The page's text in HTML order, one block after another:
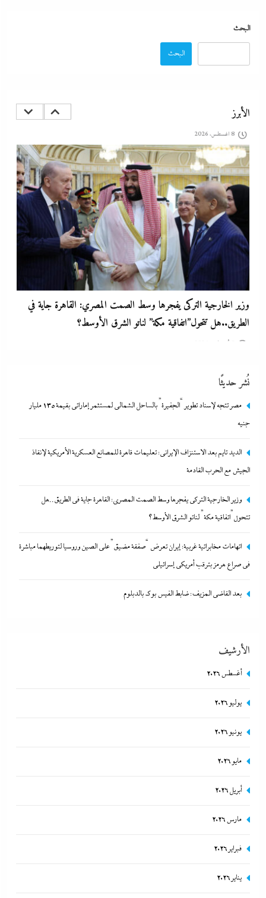
البحث
البحث
الأبرز8 أغسطس، 2026
وزير الخارجية التركى يفجرها وسط الصمت المصري: القاهرة جاية في
الطريق..هل تتحول”اتفاقية مكة” لناتو الشرق الأوسط؟
8 أغسطس، 2026
اتهامات مخابراتية غربية: إيران تعرض “صفقة مضيق” على الصين وروسيا
لتوريطهما مباشرة في صراع هرمز بترقب أمريكي إسرائيلى
مصر تتجه لإسناد تطوير “الجفيرة” بالساحل الشمالي لمستثمر إماراتي بقيمة
135 مليار جنيه
نُشر حديثًا
مصر تتجه لإسناد تطوير “الجفيرة” بالساحل الشمالي لمستثمر إماراتي بقيمة 135 مليار
جنيه
الديد تايم بعد الاستنزاف الإيرانى: تعليمات قاهرة للمصانع العسكرية الأمريكية لإنقاذ
الجيش مع الحرب القادمة
وزير الخارجية التركى يفجرها وسط الصمت المصري: القاهرة جاية في الطريق..هل
تتحول”اتفاقية مكة” لناتو الشرق الأوسط؟
اتهامات مخابراتية غربية: إيران تعرض “صفقة مضيق” على الصين وروسيا لتوريطهما مباشرة
في صراع هرمز بترقب أمريكي إسرائيلى
بعد القاضي المزيف: ضابط الفيس بوك بالدبلوم
الأرشيف
أغسطس 2026
يوليو 2026
يونيو 2026
مايو 2026
أبريل 2026
مارس 2026
فبراير 2026
يناير 2026